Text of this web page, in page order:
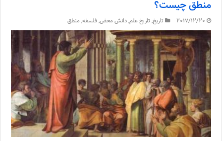
منطق چیست؟
2017/12/20 تاریخ, تاریخ علم,دانش محض,فلسفه, منطق